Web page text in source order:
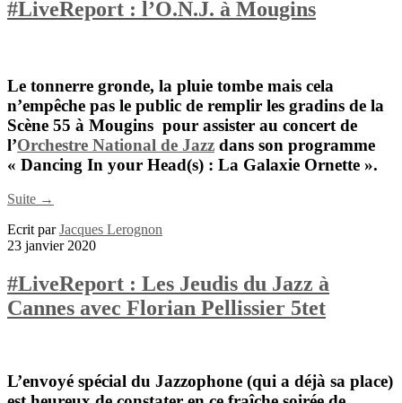
#LiveReport : l’O.N.J. à Mougins
Le tonnerre gronde, la pluie tombe mais cela
n’empêche pas le public de remplir les gradins de la
Scène 55 à Mougins pour assister au concert de
l’Orchestre National de Jazz dans son programme
« Dancing In your Head(s) : La Galaxie Ornette ».
Suite →
Ecrit parJacques Lerognon
23 janvier 2020
#LiveReport : Les Jeudis du Jazz à
Cannes avec Florian Pellissier 5tet
L’envoyé spécial du Jazzophone (qui a déjà sa place)